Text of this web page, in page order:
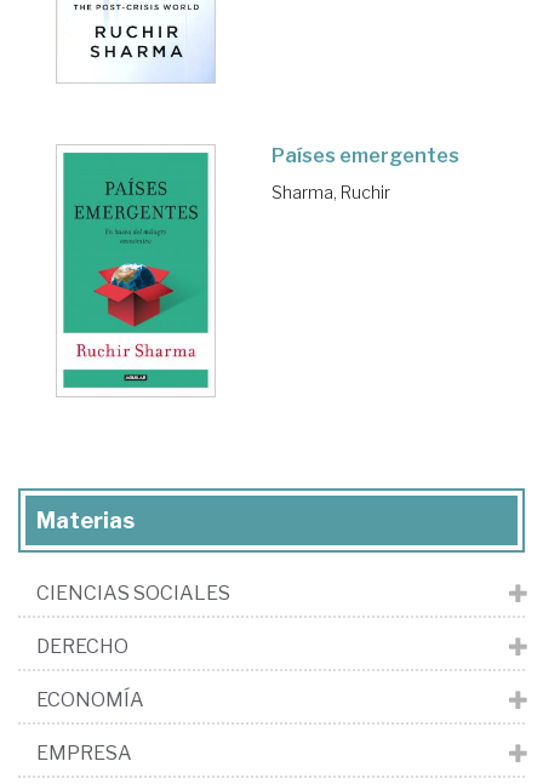
Países emergentes
Sharma, Ruchir
Materias
CIENCIAS SOCIALES
DERECHO
ECONOMÍA
EMPRESA